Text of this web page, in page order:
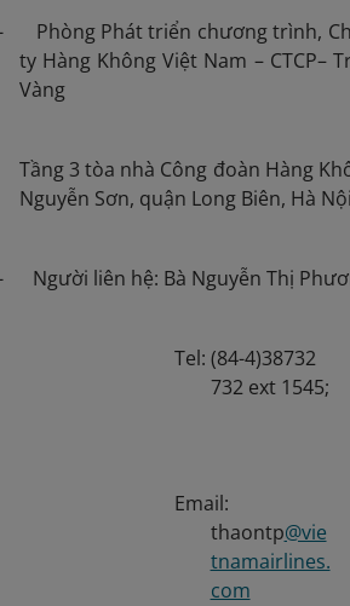
Phòng Phát triển chương trình,
ty Hàng Không Việt Nam – CTCP–
Vàng
Tầng 3 tòa nhà Công đoàn Hàng
Nguyễn Sơn, quận Long Biên, Hà
Người liên hệ: Bà Nguyễn Thị
Tel: (84-4)38732
732 ext 1545;
Email:
thaontp@vie
tnamairlines.
com